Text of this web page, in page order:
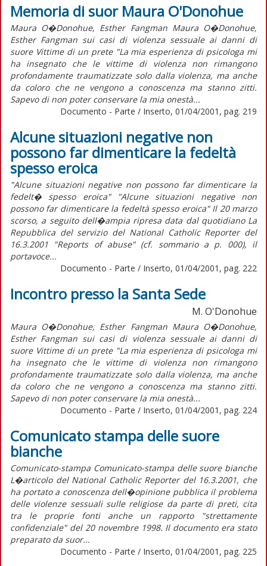
Memoria di suor Maura O'Donohue
Maura O�Donohue, Esther Fangman Maura O�Donohue,
Esther Fangman sui casi di violenza sessuale ai danni di
suore Vittime di un prete "La mia esperienza di psicologa mi
ha insegnato che le vittime di violenza non rimangono
profondamente traumatizzate solo dalla violenza, ma anche
da coloro che ne vengono a conoscenza ma stanno zitti.
Sapevo di non poter conservare la mia onestà...
Documento - Parte / Inserto, 01/04/2001, pag. 219
Alcune situazioni negative non
possono far dimenticare la fedeltà
spesso eroica
"Alcune situazioni negative non possono far dimenticare la
fedelt� spesso eroica" "Alcune situazioni negative non
possono far dimenticare la fedeltà spesso eroica" Il 20 marzo
scorso, a seguito dell�ampia ripresa data dal quotidiano La
Repubblica del servizio del National Catholic Reporter del
16.3.2001 "Reports of abuse" (cf. sommario a p. 000), il
portavoce...
Documento - Parte / Inserto, 01/04/2001, pag. 222
Incontro presso la Santa Sede
M. O'Donohue
Maura O�Donohue, Esther Fangman Maura O�Donohue,
Esther Fangman sui casi di violenza sessuale ai danni di
suore Vittime di un prete "La mia esperienza di psicologa mi
ha insegnato che le vittime di violenza non rimangono
profondamente traumatizzate solo dalla violenza, ma anche
da coloro che ne vengono a conoscenza ma stanno zitti.
Sapevo di non poter conservare la mia onestà...
Documento - Parte / Inserto, 01/04/2001, pag. 224
Comunicato stampa delle suore
bianche
Comunicato-stampa Comunicato-stampa delle suore bianche
L�articolo del National Catholic Reporter del 16.3.2001, che
ha portato a conoscenza dell�opinione pubblica il problema
delle violenze sessuali sulle religiose da parte di preti, cita
tra le proprie fonti anche un rapporto "strettamente
confidenziale" del 20 novembre 1998. Il documento era stato
preparato da suor...
Documento - Parte / Inserto, 01/04/2001, pag. 225